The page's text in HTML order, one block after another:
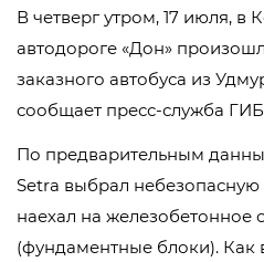
В четверг утром, 17 июля, в
автодороге «Дон»
заказного автобуса из
сообщает пресс-служба
По предварительным
Setra выбрал
наехал на железобетонное
(фундаментные блоки). Как